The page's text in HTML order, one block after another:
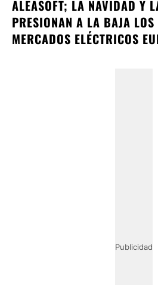
ALEASOFT; LA NAVIDAD Y
PRESIONAN A LA BAJA
MERCADOS ELÉCTRICOS
Publicidad